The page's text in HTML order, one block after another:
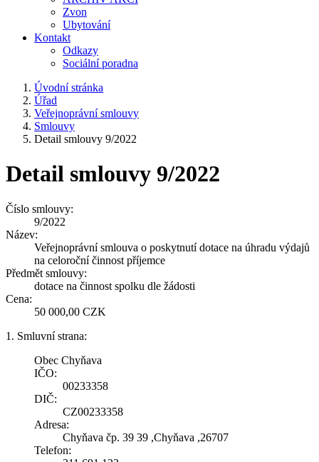
Zvon
Ubytování
Kontakt
Odkazy
Sociální poradna
Úvodní stránka
Úřad
Veřejnoprávní smlouvy
Smlouvy
Detail smlouvy 9/2022
Detail smlouvy 9/2022
Číslo smlouvy:
9/2022
Název:
Veřejnoprávní smlouva o poskytnutí dotace na úhradu výdajů
na celoroční činnost příjemce
Předmět smlouvy:
dotace na činnost spolku dle žádosti
Cena:
50 000,00 CZK
1. Smluvní strana:
Obec Chyňava
IČO:
00233358
DIČ:
CZ00233358
Adresa:
Chyňava čp. 39 39 ,Chyňava ,26707
Telefon: